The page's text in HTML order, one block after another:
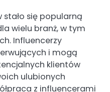
stało się popularną
wielu branż, w tym
Influencerzy
i mogą
klientów
ulubionych
z influencerami